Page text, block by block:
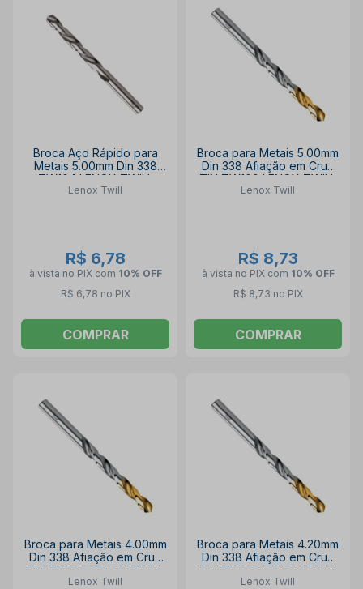
Broca Aço Rápido para
Metais 5.00mm Din 338
TW104 LENOX TWILL
Lenox Twill
R$ 6,78
à vista no PIX com 10% OFF
R$ 6,78 no PIX
COMPRAR
Broca para Metais 5.00mm
Din 338 Afiação em Cruz
TIN TW100 LENOX TWILL
Lenox Twill
R$ 8,73
à vista no PIX com 10% OFF
R$ 8,73 no PIX
COMPRAR
Broca para Metais 4.00mm
Din 338 Afiação em Cruz
TIN TW100 LENOX TWILL
Lenox Twill
Broca para Metais 4.20mm
Din 338 Afiação em Cruz
TIN TW100 LENOX TWILL
Lenox Twill